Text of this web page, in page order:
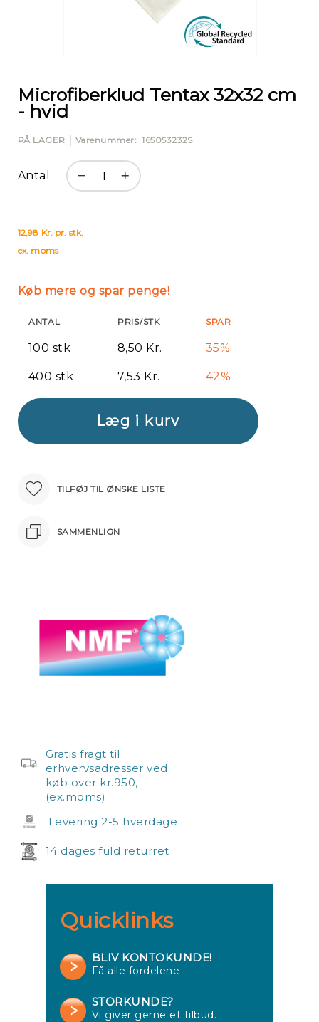
starten
af
billedgalleriet
Microfiberklud Tentax 32x32 cm
- hvid
PÅ LAGER Varenummer 165053232S
Antal
12,98 Kr. pr. stk.
ex. moms
Køb mere og spar penge!
ANTAL PRIS/STK SPAR
100 stk 8,50 Kr. 35%
400 stk 7,53 Kr. 42%
Læg i kurv
TILFØJ TIL ØNSKE LISTE
SAMMENLIGN
Gratis fragt til
erhvervsadresser ved
køb over kr.950,-
(ex.moms)
Levering 2-5 hverdage
14 dages fuld returret
Quicklinks
BLIV KONTOKUNDE!
Få alle fordelene
STORKUNDE?
Vi giver gerne et tilbud.